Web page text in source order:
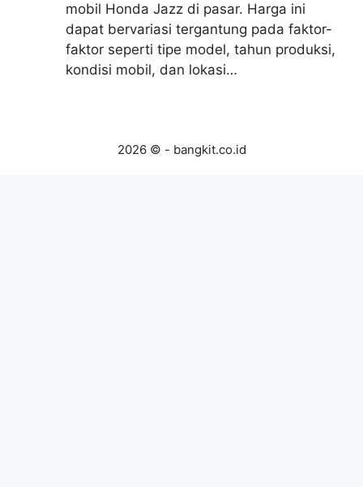
mobil Honda Jazz di pasar. Harga ini
dapat bervariasi tergantung pada faktor-
faktor seperti tipe model, tahun produksi,
kondisi mobil, dan lokasi…
2026 © - bangkit.co.id